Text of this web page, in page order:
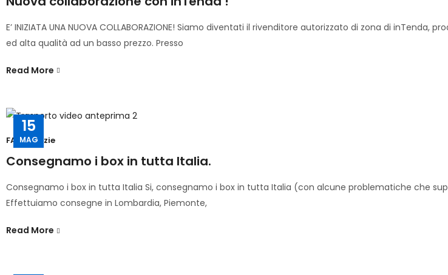
E’ INIZIATA UNA NUOVA COLLABORAZIONE! Siamo diventati il rivenditore autorizzato di zona di
ed alta qualità ad un basso prezzo. Presso
Read More
15
MAG
FAQ,Notizie
Consegnamo i box in tutta Italia.
Consegnamo i box in tutta Italia Si, consegnamo i box in tutta Italia (con alcune problematiche che
Effettuiamo consegne in Lombardia, Piemonte,
Read More